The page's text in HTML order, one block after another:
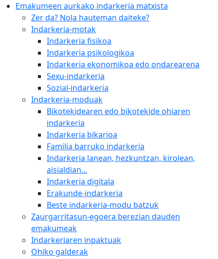
Emakumeen aurkako indarkeria matxista
Zer da? Nola hauteman daiteke?
Indarkeria-motak
Indarkeria fisikoa
Indarkeria psikologikoa
Indarkeria ekonomikoa edo ondarearena
Sexu-indarkeria
Sozial-indarkeria
Indarkeria-moduak
Bikotekidearen edo bikotekide ohiaren
indarkeria
Indarkeria bikarioa
Familia barruko indarkeria
Indarkeria lanean, hezkuntzan, kirolean,
aisialdian...
Indarkeria digitala
Erakunde-indarkeria
Beste indarkeria-modu batzuk
Zaurgarritasun-egoera berezian dauden
emakumeak
Indarkeriaren inpaktuak
Ohiko galderak